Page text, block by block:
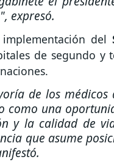
expresó.
del
de segundo y
de los médicos
como una
y la calidad de
que asume